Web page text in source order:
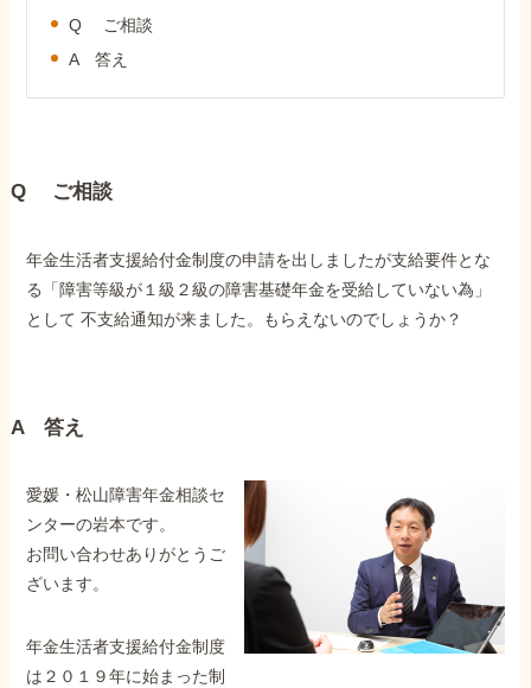
外出困難でもOK
障害年金の基礎知識
障害年金の金額
受給事例
Q&A・相談事例
障害年金コラム
お知らせ
Q ご相談
A 答え
Q ご相談
年金生活者支援給付金制度の申請を出しましたが支給要件とな
る「障害等級が１級２級の障害基礎年金を受給していない為」
として 不支給通知が来ました。もらえないのでしょうか？
A 答え
愛媛・松山障害年金相談セ
ンターの岩本です。
お問い合わせありがとうご
ざいます。
年金生活者支援給付金制度
は２０１９年に始まった制